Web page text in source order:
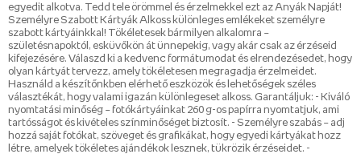
egyedit alkotva. Tedd tele örömmel és érzelmekkel ezt az Anyák Napját!
Személyre Szabott Kártyák Alkoss különleges emlékeket személyre
szabott kártyáinkkal! Tökéletesek bármilyen alkalomra –
születésnapoktól, esküvőkön át ünnepekig, vagy akár csak az érzéseid
kifejezésére. Válaszd ki a kedvenc formátumodat és elrendezésedet, hogy
olyan kártyát tervezz, amely tökéletesen megragadja érzelmeidet.
Használd a készítőnkben elérhető eszközök és lehetőségek széles
választékát, hogy valami igazán különlegeset alkoss. Garantáljuk: - Kiváló
nyomtatási minőség – fotókártyáinkat 260 g-os papírra nyomtatjuk, ami
tartósságot és kivételes színminőséget biztosít. - Személyre szabás – adj
hozzá saját fotókat, szöveget és grafikákat, hogy egyedi kártyákat hozz
létre, amelyek tökéletes ajándékok lesznek, tükrözik érzéseidet. -